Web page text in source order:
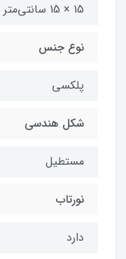
15 × 15 سانتی‌متر
نوع جنس
پلکسی
شکل هندسی
مستطیل
نورتاب
دارد